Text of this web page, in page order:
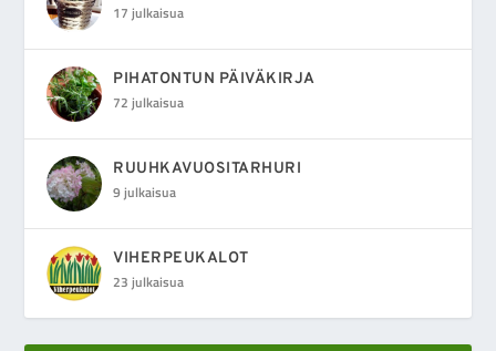
17 julkaisua
PIHATONTUN PÄIVÄKIRJA
72 julkaisua
RUUHKAVUOSITARHURI
9 julkaisua
VIHERPEUKALOT
23 julkaisua